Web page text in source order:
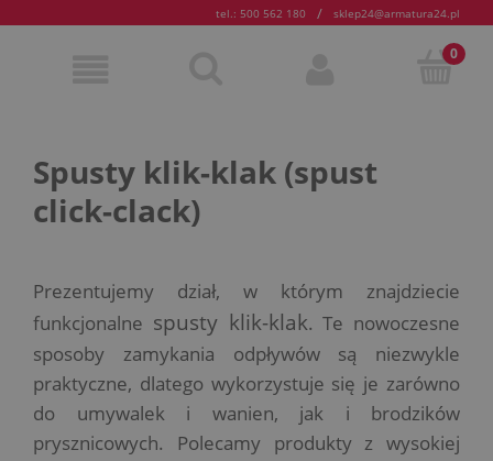
tel.: 500 562 180 / sklep24@armatura24.pl
Spusty klik-klak (spust
click-clack)
Prezentujemy dział, w którym znajdziecie
funkcjonalne spusty klik-klak. Te nowoczesne
sposoby zamykania odpływów są niezwykle
praktyczne, dlatego wykorzystuje się je zarówno
do umywalek i wanien, jak i brodzików
prysznicowych. Polecamy produkty z wysokiej